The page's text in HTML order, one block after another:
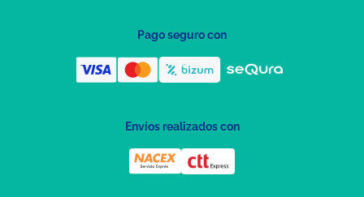
Pago seguro con
Envíos realizados con